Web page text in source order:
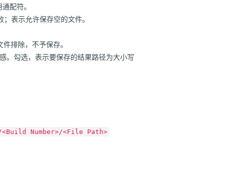
配符。
表示允许保存空的文件。
排除，不予保存。
。勾选，表示要保存的结果路径为大小写
Number>/<File Path>